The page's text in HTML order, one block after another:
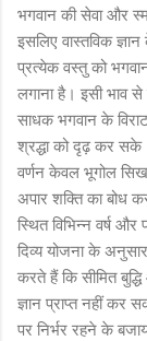
भगवान की सेवा और
इसलिए वास्तविक
प्रत्येक वस्तु को
लगाना है। इसी भाव से
साधक भगवान के
श्रद्धा को दृढ़ कर
वर्णन केवल भूगोल
अपार शक्ति का बोध
स्थित विभिन्न वर्ष और
दिव्य योजना के
करते हैं कि सीमित
ज्ञान प्राप्त नहीं कर
पर निर्भर रहने के